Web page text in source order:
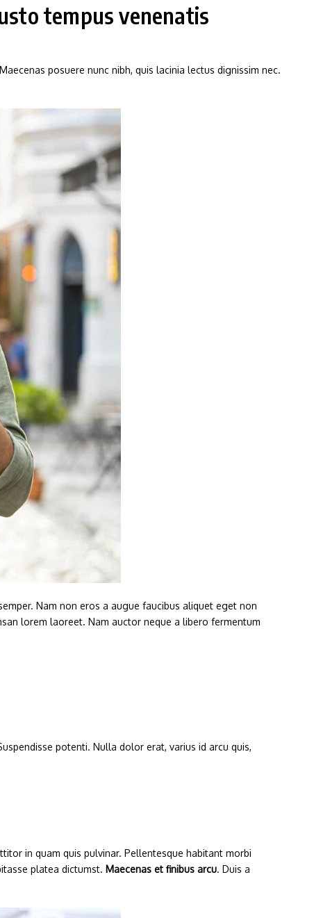
tempus venenatis
posuere nunc nibh, quis lacinia lectus dignissim nec.
Nam non eros a augue faucibus aliquet eget non
lorem laoreet. Nam auctor neque a libero fermentum
potenti. Nulla dolor erat, varius id arcu quis,
in quam quis pulvinar. Pellentesque habitant morbi
platea dictumst. Maecenas et finibus arcu. Duis a